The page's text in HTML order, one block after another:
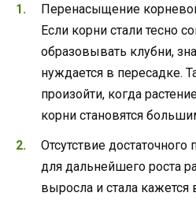
Перенасыщение
Если корни стали тесно
образовывать клубни,
нуждается в пересадке.
произойти, когда
корни становятся
Отсутствие
для дальнейшего роста
выросла и стала